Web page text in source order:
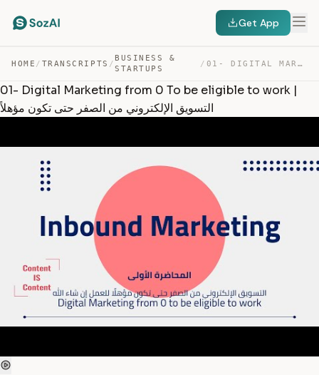
Get App
HOME / TRANSCRIPTS /
BUSINESS &
STARTUPS
/ 01- DIGITAL MARKETING FROM 0 TO BE ELIGIBLE TO WORK | ا… — TRANSCRIPT
01- Digital Marketing from 0 To be eligible to work |
التسويق الإلكتروني من الصفر حتى تكون مؤهلاً